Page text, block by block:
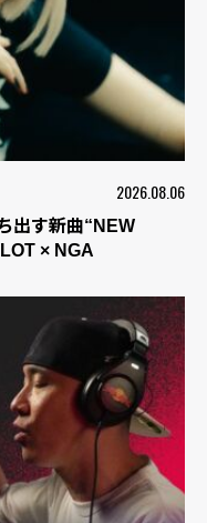
2026.08.06
出す新曲“NEW
× NGA